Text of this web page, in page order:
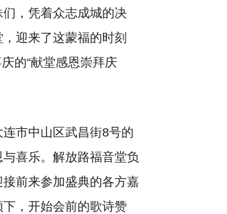
，凭着众志成城的决
迎来了这蒙福的时刻
的“献堂感恩崇拜庆
市中山区武昌街8号的
喜乐。解放路福音堂负
前来参加盛典的各方嘉
，开始会前的歌诗赞